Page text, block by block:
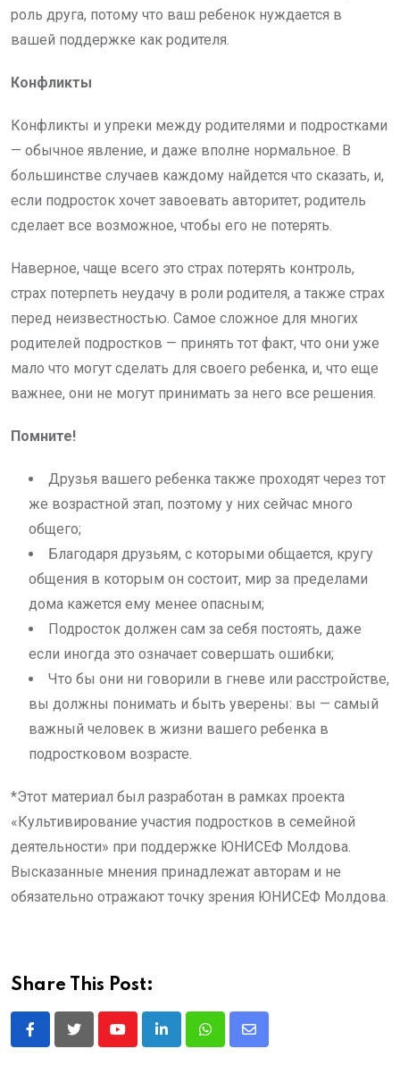
роль друга, потому что ваш ребенок нуждается в
вашей поддержке как родителя.
Конфликты
Конфликты и упреки между родителями и подростками
— обычное явление, и даже вполне нормальное. В
большинстве случаев каждому найдется что сказать, и,
если подросток хочет завоевать авторитет, родитель
сделает все возможное, чтобы его не потерять.
Наверное, чаще всего это страх потерять контроль,
страх потерпеть неудачу в роли родителя, а также страх
перед неизвестностью. Самое сложное для многих
родителей подростков — принять тот факт, что они уже
мало что могут сделать для своего ребенка, и, что еще
важнее, они не могут принимать за него все решения.
Помните!
Друзья вашего ребенка также проходят через тот
же возрастной этап, поэтому у них сейчас много
общего;
Благодаря друзьям, с которыми общается, кругу
общения в которым он состоит, мир за пределами
дома кажется ему менее опасным;
Подросток должен сам за себя постоять, даже
если иногда это означает совершать ошибки;
Что бы они ни говорили в гневе или расстройстве,
вы должны понимать и быть уверены: вы — самый
важный человек в жизни вашего ребенка в
подростковом возрасте.
*Этот материал был разработан в рамках проекта
«Культивирование участия подростков в семейной
деятельности» при поддержке ЮНИСЕФ Молдова.
Высказанные мнения принадлежат авторам и не
обязательно отражают точку зрения ЮНИСЕФ Молдова.
Share This Post:
YoutubeLinkedInWhatsappShare